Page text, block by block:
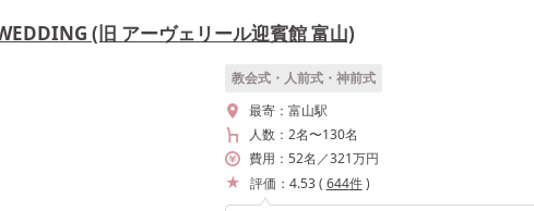
(旧 アーヴェリール迎賓館 富山)
教会式・人前式・神前式
最寄： 富山駅
人数： 2名〜130名
費用： 52名 ／321万円
評価： 4.53( 644件)